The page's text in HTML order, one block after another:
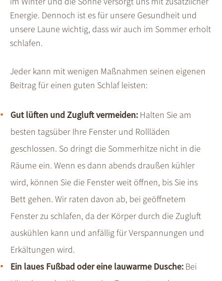
Energie. Dennoch ist es für unsere Gesundheit und
unsere Laune wichtig, dass wir auch im Sommer erholt
schlafen.
Jeder kann mit wenigen Maßnahmen seinen eigenen
Beitrag für einen guten Schlaf leisten:
Gut lüften und Zugluft vermeiden: Halten Sie am
besten tagsüber Ihre Fenster und Rollläden
geschlossen. So dringt die Sommerhitze nicht in die
Räume ein. Wenn es dann abends draußen kühler
wird, können Sie die Fenster weit öffnen, bis Sie ins
Bett gehen. Wir raten davon ab, bei geöffnetem
Fenster zu schlafen, da der Körper durch die Zugluft
auskühlen kann und anfällig für Verspannungen und
Erkältungen wird.
Ein laues Fußbad oder eine lauwarme Dusche: Bei